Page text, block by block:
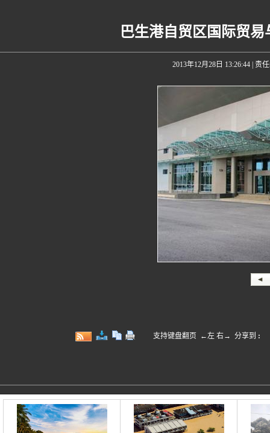
巴生港自贸区国际贸
2013年12月28日 13:26:44| 责
支持键盘翻页 ←左 右→ 分享到 :